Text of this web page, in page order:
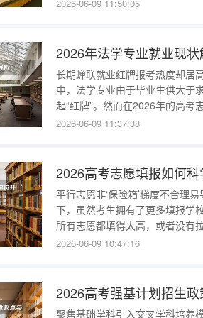
理、英语、日语、新闻
2026-06-09 11:50:05
2026年法学专业就业现状
长期蝉联就业红牌报考热度却居
中，法学专业由于毕业生供大于
起“红牌”。然而在2026年的高考
不下。这种两极分化的背后，是
业资格考试，
2026-06-09 11:37:38
2026高考志愿填报如何科
平行志愿非‘保险箱’梯度不合理
下，虽然考生拥有了更多填报学
所有志愿都填得太高，或者没有
或“退档”风险。科学分配志愿结
2026-06-09 10:47:16
2026高考强基计划招生
聚焦基础学科引入交叉学科培养